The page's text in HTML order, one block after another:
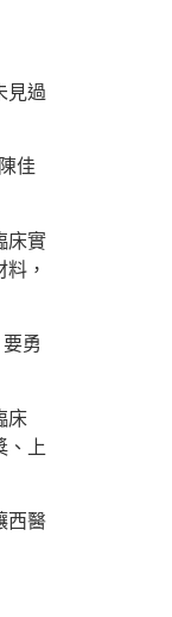
見過
佳
床實
，
勇
床
、上
西醫